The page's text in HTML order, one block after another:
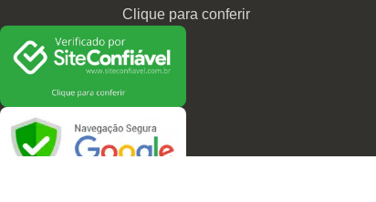
Clique para conferir